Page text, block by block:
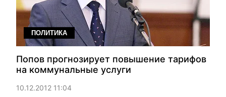
ПОЛИТИКА
Попов прогнозирует повышение тарифов
на коммунальные услуги
10.12.2012 11:04